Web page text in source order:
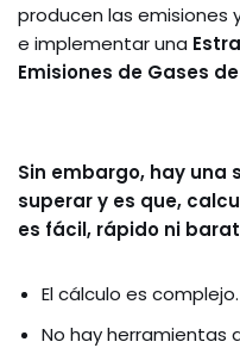
producen las emisiones
e implementar una
Emisiones de Gases
Sin embargo, hay una
superar y es que,
es fácil, rápido ni
El cálculo es complejo.
No hay herramientas